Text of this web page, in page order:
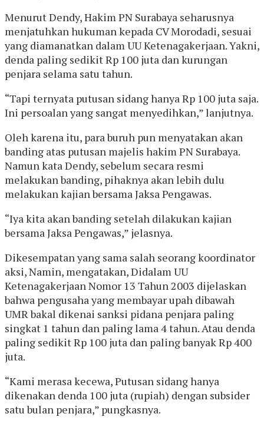
Menurut Dendy, Hakim PN Surabaya seharusnya
menjatuhkan hukuman kepada CV Morodadi, sesuai
yang diamanatkan dalam UU Ketenagakerjaan. Yakni,
denda paling sedikit Rp 100 juta dan kurungan
penjara selama satu tahun.
“Tapi ternyata putusan sidang hanya Rp 100 juta saja.
Ini persoalan yang sangat menyedihkan,” lanjutnya.
Oleh karena itu, para buruh pun menyatakan akan
banding atas putusan majelis hakim PN Surabaya.
Namun kata Dendy, sebelum secara resmi
melakukan banding, pihaknya akan lebih dulu
melakukan kajian bersama Jaksa Pengawas.
“Iya kita akan banding setelah dilakukan kajian
bersama Jaksa Pengawas,” jelasnya.
Dikesempatan yang sama salah seorang koordinator
aksi, Namin, mengatakan, Didalam UU
Ketenagakerjaan Nomor 13 Tahun 2003 dijelaskan
bahwa pengusaha yang membayar upah dibawah
UMR bakal dikenai sanksi pidana penjara paling
singkat 1 tahun dan paling lama 4 tahun. Atau denda
paling sedikit Rp 100 juta dan paling banyak Rp 400
juta.
“Kami merasa kecewa, Putusan sidang hanya
dikenakan denda 100 juta (rupiah) dengan subsider
satu bulan penjara,” pungkasnya.